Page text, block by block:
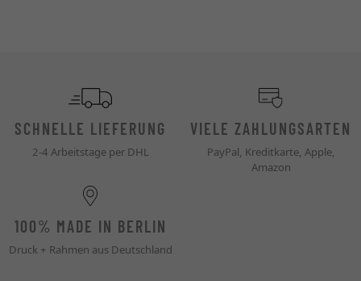
SCHNELLE LIEFERUNG
2-4 Arbeitstage per DHL
VIELE ZAHLUNGSARTEN
PayPal, Kreditkarte, Apple,
Amazon
100% MADE IN BERLIN
Druck + Rahmen aus Deutschland